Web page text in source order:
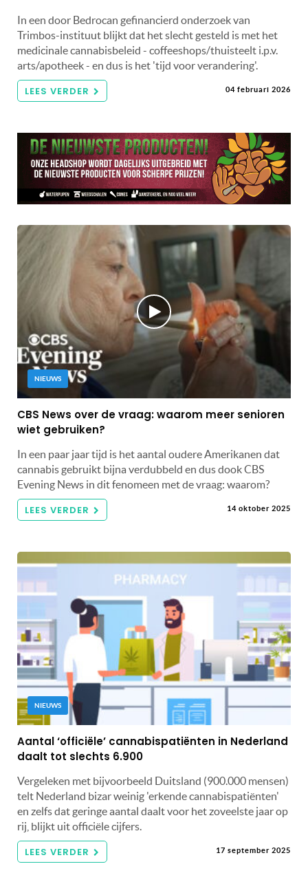
In een door Bedrocan gefinancierd onderzoek van
Trimbos-instituut blijkt dat het slecht gesteld is met het
medicinale cannabisbeleid - coffeeshops/thuisteelt i.p.v.
arts/apotheek - en dus is het 'tijd voor verandering'.
LEES VERDER 04 februari 2026
NIEUWS
CBS News over de vraag: waarom meer senioren
wiet gebruiken?
In een paar jaar tijd is het aantal oudere Amerikanen dat
cannabis gebruikt bijna verdubbeld en dus dook CBS
Evening News in dit fenomeen met de vraag: waarom?
LEES VERDER 14 oktober 2025
NIEUWS
Aantal ‘officiële’ cannabispatiënten in Nederland
daalt tot slechts 6.900
Vergeleken met bijvoorbeeld Duitsland (900.000 mensen)
telt Nederland bizar weinig 'erkende cannabispatiënten'
en zelfs dat geringe aantal daalt voor het zoveelste jaar op
rij, blijkt uit officiële cijfers.
LEES VERDER 17 september 2025